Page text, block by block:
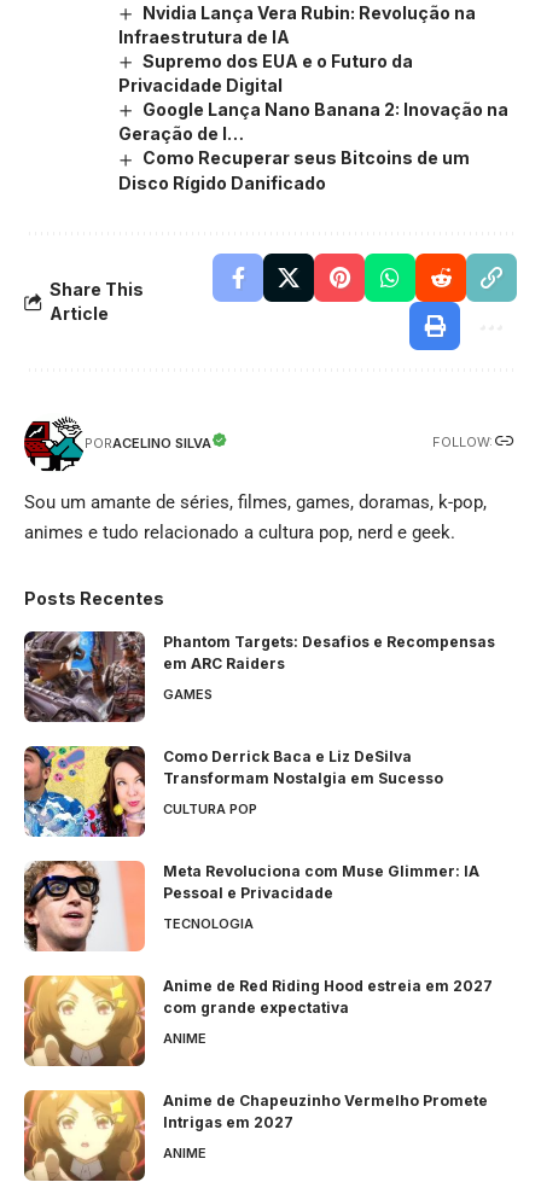
Nvidia Lança Vera Rubin: Revolução na
Infraestrutura de IA
Supremo dos EUA e o Futuro da
Privacidade Digital
Google Lança Nano Banana 2: Inovação na
Geração de I…
Como Recuperar seus Bitcoins de um
Disco Rígido Danificado
Share This
Article
PORACELINO SILVA FOLLOW:
Sou um amante de séries, filmes, games, doramas, k-pop,
animes e tudo relacionado a cultura pop, nerd e geek.
Posts Recentes
Phantom Targets: Desafios e Recompensas
em ARC Raiders
GAMES
Como Derrick Baca e Liz DeSilva
Transformam Nostalgia em Sucesso
CULTURA POP
Meta Revoluciona com Muse Glimmer: IA
Pessoal e Privacidade
TECNOLOGIA
Anime de Red Riding Hood estreia em 2027
com grande expectativa
ANIME
Anime de Chapeuzinho Vermelho Promete
Intrigas em 2027
ANIME